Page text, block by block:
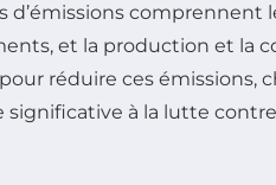
d’émissions comprennent
et la production et la
réduire ces émissions,
à la lutte